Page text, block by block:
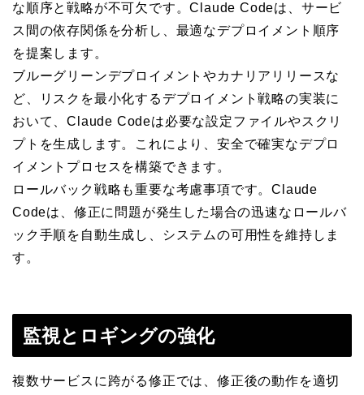
な順序と戦略が不可欠です。Claude Codeは、サービ
ス間の依存関係を分析し、最適なデプロイメント順序
を提案します。
ブルーグリーンデプロイメントやカナリアリリースな
ど、リスクを最小化するデプロイメント戦略の実装に
おいて、Claude Codeは必要な設定ファイルやスクリ
プトを生成します。これにより、安全で確実なデプロ
イメントプロセスを構築できます。
ロールバック戦略も重要な考慮事項です。Claude
Codeは、修正に問題が発生した場合の迅速なロールバ
ック手順を自動生成し、システムの可用性を維持しま
す。
監視とロギングの強化
複数サービスに跨がる修正では、修正後の動作を適切